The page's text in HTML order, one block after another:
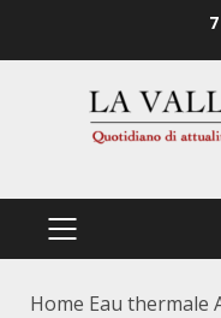
PRIMÄRES
Home Eau thermale